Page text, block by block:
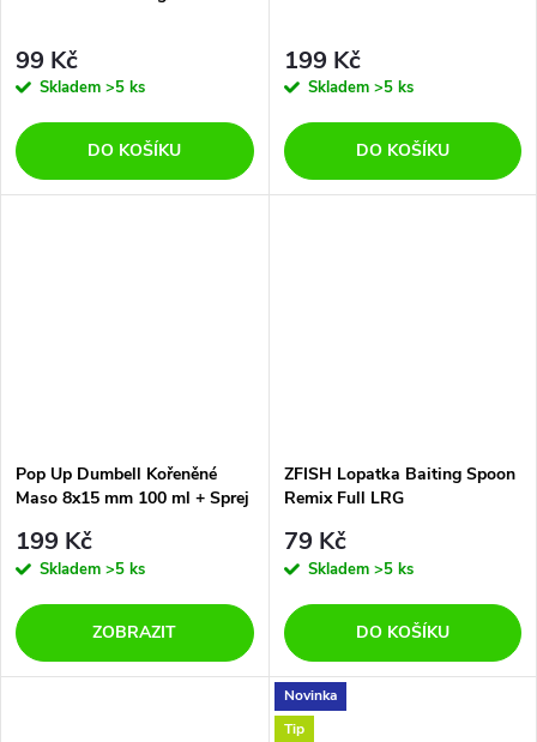
99 Kč
Skladem >5 ks
DO KOŠÍKU
199 Kč
Skladem >5 ks
DO KOŠÍKU
Pop Up Dumbell Kořeněné
Maso 8x15 mm 100 ml + Sprej
199 Kč
Skladem >5 ks
ZOBRAZIT
ZFISH Lopatka Baiting Spoon
Remix Full LRG
79 Kč
Skladem >5 ks
DO KOŠÍKU
Novinka
Tip